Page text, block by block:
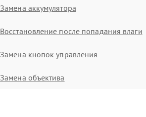
Замена аккумулятора
Восстановление после попадания влаги
Замена кнопок управления
Замена объектива